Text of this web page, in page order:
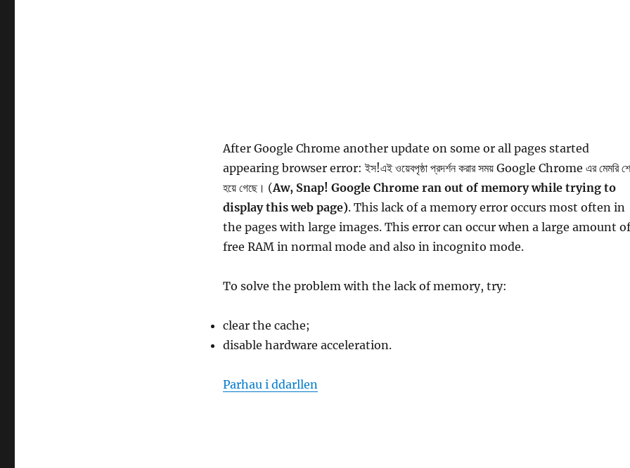
After Google Chrome another update on some or all pages started
appearing browser error: ইস!এই ওয়েবপৃষ্ঠা প্রদর্শন করার সময় Google Chrome এর মেমরি
হয়ে গেছে। (Aw, Snap! Google Chrome ran out of memory while trying to
display this web page). This lack of a memory error occurs most often in
the pages with large images. This error can occur when a large amount of
free RAM in normal mode and also in incognito mode.
To solve the problem with the lack of memory, try:
clear the cache;
disable hardware acceleration.
Parhau i ddarllen